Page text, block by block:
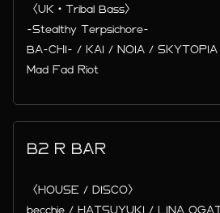
〈UK・Tribal Bass〉
-Stealthy Terpsichore-
BA-CHI- / KAI / NOIA /
Mad Fad Riot
B2 R BAR
〈HOUSE / DISCO〉
becchie / HATSUYUKI / LINA